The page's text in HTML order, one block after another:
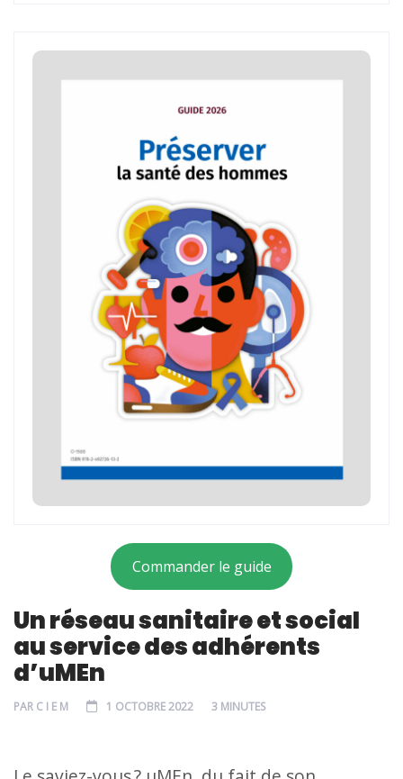
Commander le guide
Un réseau sanitaire et social
au service des adhérents
d’uMEn
PAR C I E M 1 OCTOBRE 2022 3 MINUTES